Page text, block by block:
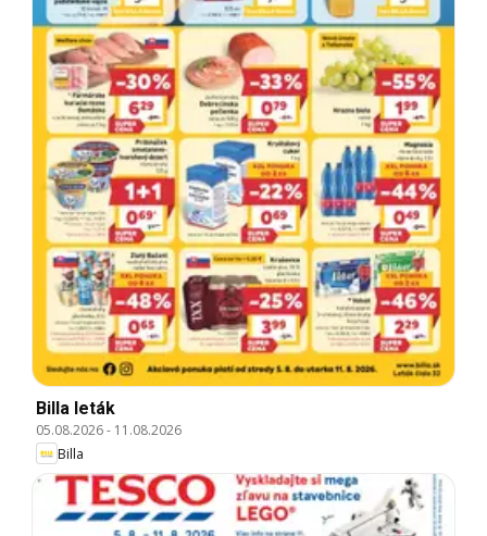
Billa leták
05.08.2026- 11.08.2026
Billa